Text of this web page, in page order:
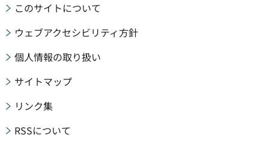
このサイトについて
ウェブアクセシビリティ方針
個人情報の取り扱い
サイトマップ
リンク集
RSSについて